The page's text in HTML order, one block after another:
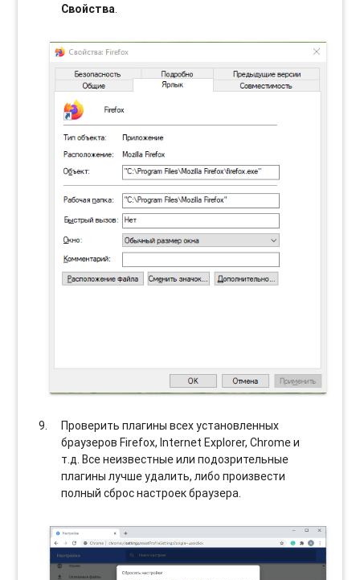
Свойства.
Проверить плагины всех установленных
браузеров Firefox, Internet Explorer, Chrome и
т.д. Все неизвестные или подозрительные
плагины лучше удалить, либо произвести
полный сброс настроек браузера.